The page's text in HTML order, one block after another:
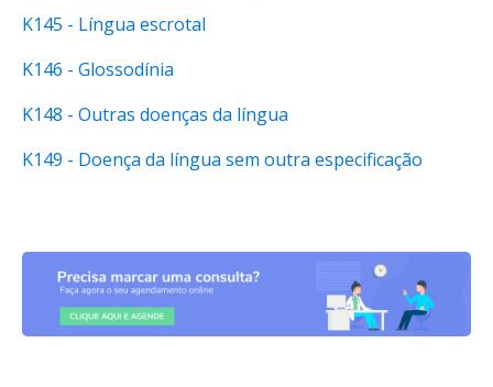
K145 - Língua escrotal
K146 - Glossodínia
K148 - Outras doenças da língua
K149 - Doença da língua sem outra especificação